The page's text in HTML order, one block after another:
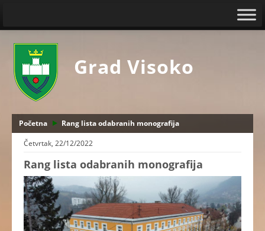
Grad Visoko
Početna
Rang lista odabranih monografija
Četvrtak, 22/12/2022
Rang lista odabranih monografija